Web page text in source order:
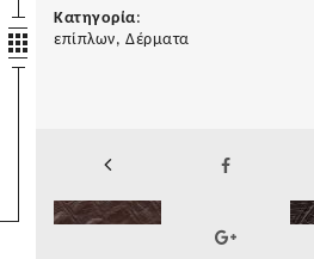
Κατηγορία:
επίπλων, Δέρματα